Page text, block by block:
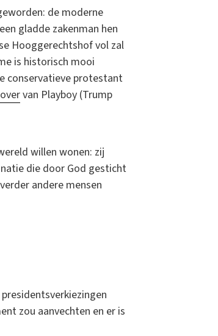
de moderne
gladde zakenman hen
Hooggerechtshof vol zal
is historisch mooi
conservatieve protestant
van Playboy (Trump
willen wonen: zij
die door God gesticht
andere mensen
zou aanvechten en er is